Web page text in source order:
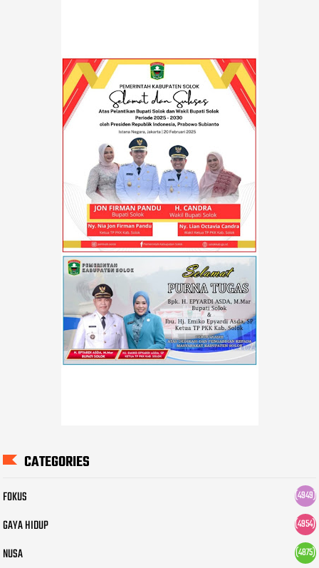
CATEGORIES
FOKUS (4949)
GAYA HIDUP (4954)
NUSA (4875)